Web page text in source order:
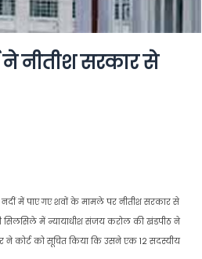
ने नीतीश सरकार से
नदीं में पाए गए शवों के मामले पर नीतीश सरकार से
सिलसिले में न्यायाधीश संजय करोल की खंडपीठ ने
कोर्ट को सूचित किया कि उसने एक 12 सदस्यीय